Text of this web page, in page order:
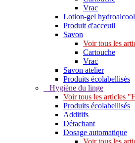
Vrac
Lotion-gel
Produit d'acceuil
Savon
Voir tous les
Cartouche
Vrac
Savon atelier
Produits écolabellisés
Hygiène du linge
Voir tous les articles
Produits écolabellisés
Additifs
Détachant
Dosage automatique
Voir tous les